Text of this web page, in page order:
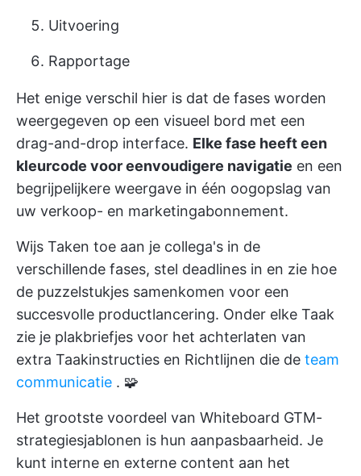
Uitvoering
Rapportage
Het enige verschil hier is dat de fases worden
weergegeven op een visueel bord met een
drag-and-drop interface. Elke fase heeft een
kleurcode voor eenvoudigere navigatie en een
begrijpelijkere weergave in één oogopslag van
uw verkoop- en marketingabonnement.
Wijs Taken toe aan je collega's in de
verschillende fases, stel deadlines in en zie hoe
de puzzelstukjes samenkomen voor een
succesvolle productlancering. Onder elke Taak
zie je plakbriefjes voor het achterlaten van
extra Taakinstructies en Richtlijnen die de team
communicatie . 🧩
Het grootste voordeel van Whiteboard GTM-
strategiesjablonen is hun aanpasbaarheid. Je
kunt interne en externe content aan het